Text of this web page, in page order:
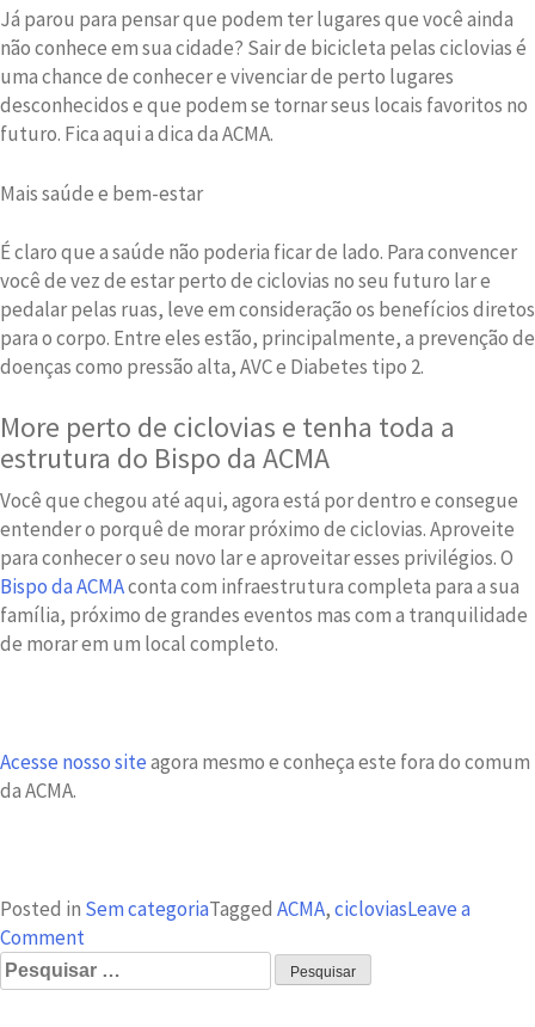
Já parou para pensar que podem ter lugares que você ainda
não conhece em sua cidade? Sair de bicicleta pelas ciclovias é
uma chance de conhecer e vivenciar de perto lugares
desconhecidos e que podem se tornar seus locais favoritos no
futuro. Fica aqui a dica da ACMA.
Mais saúde e bem-estar
É claro que a saúde não poderia ficar de lado. Para convencer
você de vez de estar perto de ciclovias no seu futuro lar e
pedalar pelas ruas, leve em consideração os benefícios diretos
para o corpo. Entre eles estão, principalmente, a prevenção de
doenças como pressão alta, AVC e Diabetes tipo 2.
More perto de ciclovias e tenha toda a
estrutura do Bispo da ACMA
Você que chegou até aqui, agora está por dentro e consegue
entender o porquê de morar próximo de ciclovias. Aproveite
para conhecer o seu novo lar e aproveitar esses privilégios. O
Bispo da ACMAconta com infraestrutura completa para a sua
família, próximo de grandes eventos mas com a tranquilidade
de morar em um local completo.
Acesse nosso siteagora mesmo e conheça este fora do comum
da ACMA.
Posted in Sem categoriaTagged ACMA,cicloviasLeave a
Comment
Mais
uma
Pesquisar
por: